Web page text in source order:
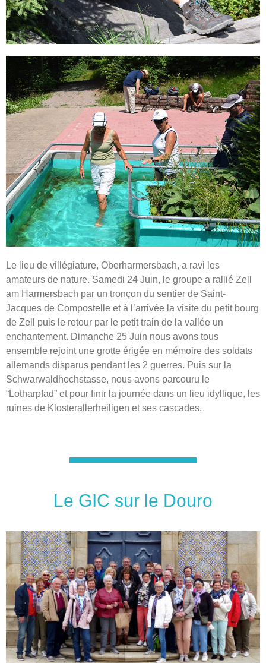
Le lieu de villégiature, Oberharmersbach, a ravi les
amateurs de nature. Samedi 24 Juin, le groupe a rallié Zell
am Harmersbach par un tronçon du sentier de Saint-
Jacques de Compostelle et à l’arrivée la visite du petit bourg
de Zell puis le retour par le petit train de la vallée un
enchantement. Dimanche 25 Juin nous avons tous
ensemble rejoint une grotte érigée en mémoire des soldats
allemands disparus pendant les 2 guerres. Puis sur la
Schwarwaldhochstasse, nous avons parcouru le
“Lotharpfad” et pour finir la journée dans un lieu idyllique, les
ruines de Klosterallerheiligen et ses cascades.
Le GIC sur le Douro